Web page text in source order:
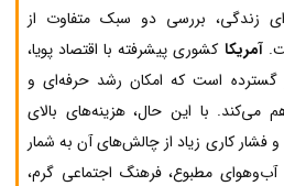
زندگی، بررسی دو سبک متفاوت از
آمریکا کشوری پیشرفته با اقتصاد پویا،
گسترده است که امکان رشد حرفه‌ای و
می‌کند. با این حال، هزینه‌های بالای
کاری زیاد از چالش‌های آن به شمار
آب‌وهوای مطبوع، فرهنگ اجتماعی گرم،